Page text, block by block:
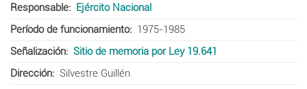
Responsable
Ejército Nacional
Período de funcionamiento
1975-1985
Señalización
Sitio de memoria por Ley 19.641
Dirección
Silvestre Guillén